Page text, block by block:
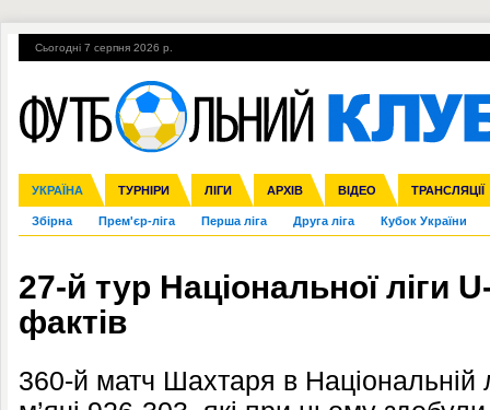
Сьогодні 7 серпня 2026 р.
УКРАЇНА ТУРНІРИ ЛІГИ АРХІВ ВІДЕО ТРАНСЛЯЦІЇ
Збірна Прем'єр-ліга Перша ліга Друга ліга Кубок України
Ліга чемпіонів Ліга Європи Міжнародні Ліга націй Ліга
Англія Іспанія Італія Німеччина Франція Інші
ЧС-2014 ЄВРО-2016 Росія Кубок конфедерацій ЧЄ-2015 (U-
Гарячі теми УПЛ, 1-й тур ВІЙНА УПЛ-ПЕРЕХОДИ
27-й тур Національної ліги
фактів
360-й матч Шахтаря в Національній